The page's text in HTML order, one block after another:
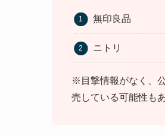
無印良品
ニトリ
※目撃情報がなく、
売している可能性も